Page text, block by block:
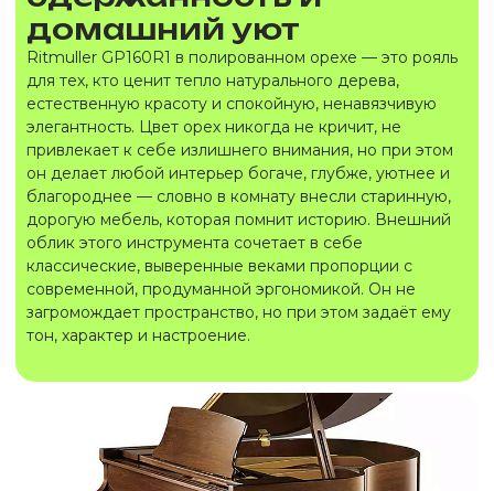
домашний уют
Ritmuller GP160R1 в полированном орехе — это рояль
для тех, кто ценит тепло натурального дерева,
естественную красоту и спокойную, ненавязчивую
элегантность. Цвет орех никогда не кричит, не
привлекает к себе излишнего внимания, но при этом
он делает любой интерьер богаче, глубже, уютнее и
благороднее — словно в комнату внесли старинную,
дорогую мебель, которая помнит историю. Внешний
облик этого инструмента сочетает в себе
классические, выверенные веками пропорции с
современной, продуманной эргономикой. Он не
загромождает пространство, но при этом задаёт ему
тон, характер и настроение.